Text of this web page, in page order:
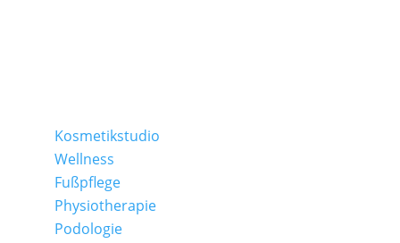
Kosmetikstudio
Wellness
Fußpflege
Physiotherapie
Podologie